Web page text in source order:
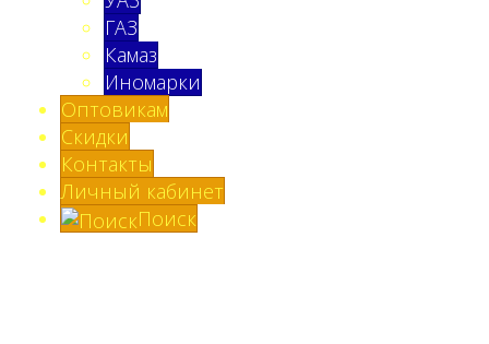
ГАЗ
Камаз
Иномарки
Оптовикам
Скидки
Контакты
Личный кабинет
Поиск